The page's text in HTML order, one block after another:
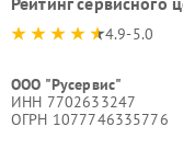
4.9-5.0
ООО "Русервис"
ИНН 7702633247
ОГРН 1077746335776